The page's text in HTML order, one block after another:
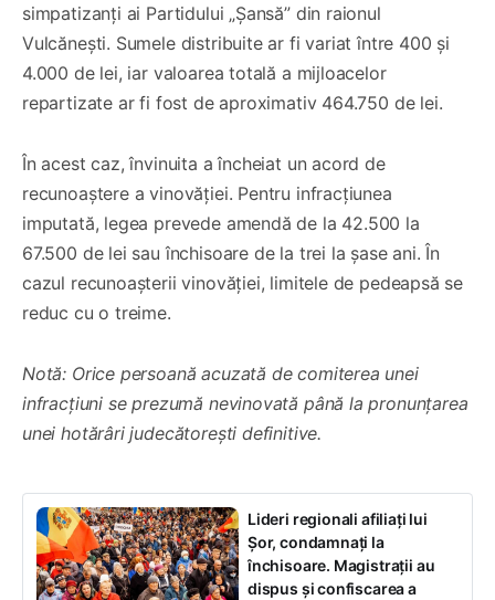
simpatizanți ai Partidului „Șansă” din raionul
Vulcănești. Sumele distribuite ar fi variat între 400 și
4.000 de lei, iar valoarea totală a mijloacelor
repartizate ar fi fost de aproximativ 464.750 de lei.
În acest caz, învinuita a încheiat un acord de
recunoaștere a vinovăției. Pentru infracțiunea
imputată, legea prevede amendă de la 42.500 la
67.500 de lei sau închisoare de la trei la șase ani. În
cazul recunoașterii vinovăției, limitele de pedeapsă se
reduc cu o treime.
Notă: Orice persoană acuzată de comiterea unei
infracțiuni se prezumă nevinovată până la pronunțarea
unei hotărâri judecătorești definitive.
Lideri regionali afiliați lui
Șor, condamnați la
închisoare. Magistrații au
dispus și confiscarea a